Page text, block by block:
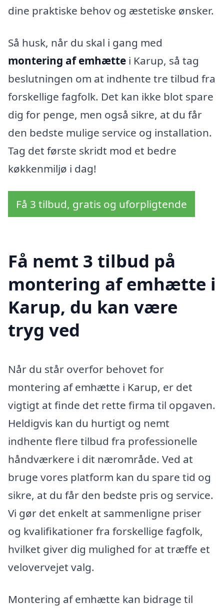
dine praktiske behov og æstetiske ønsker.
Så husk, når du skal i gang med
montering af emhætte i Karup, så tag
beslutningen om at indhente tre tilbud fra
forskellige fagfolk. Det kan ikke blot spare
dig for penge, men også sikre, at du får
den bedste mulige service og installation.
Tag det første skridt mod et bedre
køkkenmiljø i dag!
Få 3 tilbud, gratis og uforpligtende
Få nemt 3 tilbud på
montering af emhætte i
Karup, du kan være
tryg ved
Når du står overfor behovet for
montering af emhætte i Karup, er det
vigtigt at finde det rette firma til opgaven.
Heldigvis kan du hurtigt og nemt
indhente flere tilbud fra professionelle
håndværkere i dit nærområde. Ved at
bruge vores platform kan du spare tid og
sikre, at du får den bedste pris og service.
Vi gør det enkelt at sammenligne priser
og kvalifikationer fra forskellige fagfolk,
hvilket giver dig mulighed for at træffe et
velovervejet valg.
Montering af emhætte kan bidrage til